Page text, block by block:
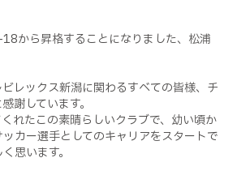
から昇格することになりました、松浦
レックス新潟に関わるすべての皆様、チ
謝しています。
れたこの素晴らしいクラブで、幼い頃か
カー選手としてのキャリアをスタートで
思います。